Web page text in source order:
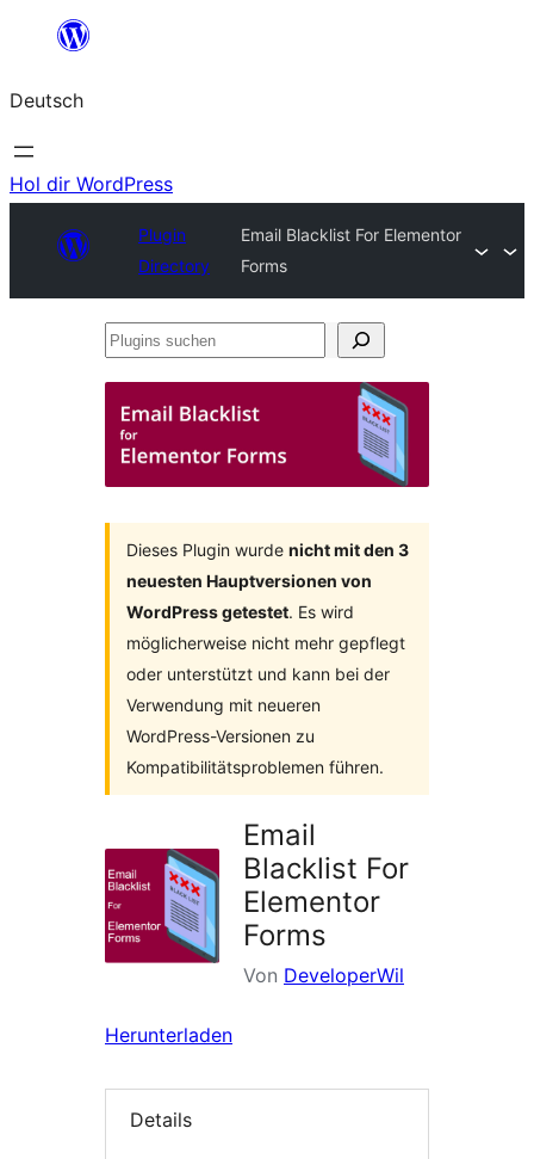
springen
Deutsch
Hol dir WordPress
Plugin
Directory
Email Blacklist For Elementor
Forms
Plugins
Dieses Plugin wurde nicht mit den 3
neuesten Hauptversionen von
WordPress getestet. Es wird
möglicherweise nicht mehr gepflegt
oder unterstützt und kann bei der
Verwendung mit neueren
WordPress-Versionen zu
Kompatibilitätsproblemen führen.
Email
Blacklist For
Elementor
Forms
Von DeveloperWil
Herunterladen
Details